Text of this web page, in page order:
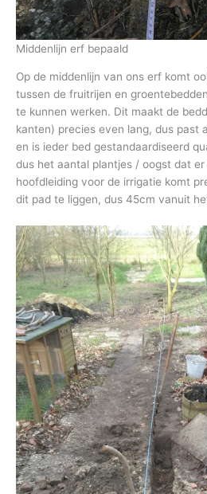
Middenlijn erf bepaald
Op de middenlijn van ons erf komt
tussen de fruitrijen en
te kunnen werken. Dit maakt de
kanten) precies even lang, dus past
en is ieder bed gestandaardiseerd
dus het aantal plantjes / oogst dat
hoofdleiding voor de irrigatie komt
dit pad te liggen, dus 45cm vanuit